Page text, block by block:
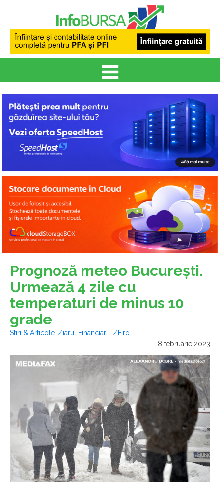
Prognoză meteo Bucureşti.
Urmează 4 zile cu
temperaturi de minus 10
grade
Stiri & Articole Ziarul Financiar - ZF.ro
8 februarie 2023